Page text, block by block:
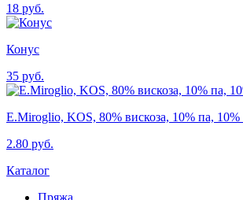
18 руб.
Конус
35 руб.
E.Miroglio, KOS, 80% вискоза, 10% па,
2.80 руб.
Каталог
Пряжа